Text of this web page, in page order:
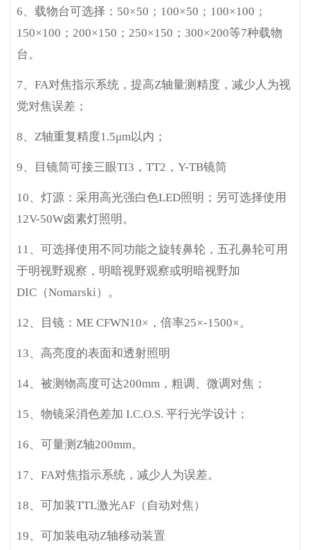
6、载物台可选择：50×50；100×50；100×100；
150×100；200×150；250×150；300×200等7种载物
台。
7、FA对焦指示系统，提高Z轴量测精度，减少人为视
觉对焦误差；
8、Z轴重复精度1.5μm以内；
9、目镜筒可接三眼TI3，TT2，Y-TB镜筒
10、灯源：采用高光强白色LED照明；另可选择使用
12V-50W卤素灯照明。
11、可选择使用不同功能之旋转鼻轮，五孔鼻轮可用
于明视野观察，明暗视野观察或明暗视野加
DIC（Nomarski）。
12、目镜：ME CFWN10×，倍率25×-1500×。
13、高亮度的表面和透射照明
14、被测物高度可达200mm，粗调、微调对焦；
15、物镜采消色差加 I.C.O.S. 平行光学设计；
16、可量测Z轴200mm。
17、FA对焦指示系统，减少人为误差。
18、可加装TTL激光AF（自动对焦）
19、可加装电动Z轴移动装置